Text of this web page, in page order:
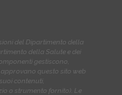
del Dipartimento della
della Salute e dei
gestiscono,
questo sito web
contenuti,
o strumento fornito). Le